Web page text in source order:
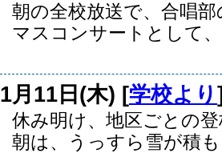
朝の全校放送で、合唱
マスコンサートとして
1月11日(木) [学校より
休み明け、地区ごとの
朝は、うっすら雪が積